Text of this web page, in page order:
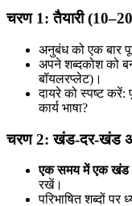
चरण 1: तैयारी
अनुबंध को एक बार
अपने शब्दकोश को
बॉयलरप्लेट)।
दायरे को स्पष्ट
कार्य भाषा?
चरण 2: खंड-दर-खंड
एक समय में एक खंड
रखें।
परिभाषित शब्दों पर